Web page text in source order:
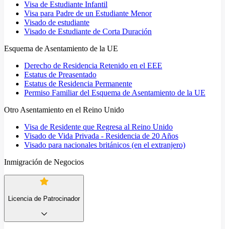
Visa de Estudiante Infantil
Visa para Padre de un Estudiante Menor
Visado de estudiante
Visado de Estudiante de Corta Duración
Esquema de Asentamiento de la UE
Derecho de Residencia Retenido en el EEE
Estatus de Preasentado
Estatus de Residencia Permanente
Permiso Familiar del Esquema de Asentamiento de la UE
Otro Asentamiento en el Reino Unido
Visa de Residente que Regresa al Reino Unido
Visado de Vida Privada - Residencia de 20 Años
Visado para nacionales británicos (en el extranjero)
Inmigración de Negocios
Licencia de Patrocinador